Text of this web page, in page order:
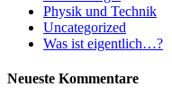
Physik und Technik
Uncategorized
Was ist eigentlich…?
Neueste Kommentare